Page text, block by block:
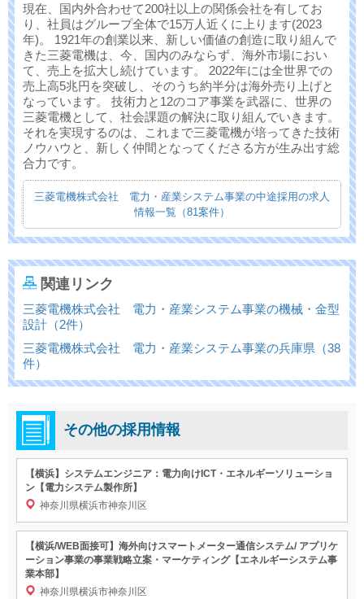
現在、国内外合わせて200社以上の関係会社を有してお
り、社員はグループ全体で15万人近くに上ります(2023
年)。 1921年の創業以来、新しい価値の創造に取り組んで
きた三菱電機は、今、国内のみならず、海外市場におい
て、売上を拡大し続けています。 2022年には全世界での
売上高5兆円を突破し、そのうち約半分は海外売り上げと
なっています。 技術力と12のコア事業を武器に、世界の
三菱電機として、社会課題の解決に取り組んでいきます。
それを実現するのは、これまで三菱電機が培ってきた技術
ノウハウと、新しく仲間となってくださる方が生み出す総
合力です。
三菱電機株式会社 電力・産業システム事業の中途採用の求人
情報一覧（81案件）
関連リンク
三菱電機株式会社 電力・産業システム事業の機械・金型
設計（2件）
三菱電機株式会社 電力・産業システム事業の兵庫県（38
件）
その他の採用情報
【横浜】システムエンジニア：電力向けICT・エネルギーソリューショ
ン【電力システム製作所】
神奈川県横浜市神奈川区
【横浜/WEB面接可】海外向けスマートメーター通信システム/ アプリケ
ーション事業の事業戦略立案・マーケティング【エネルギーシステム事
業本部】
神奈川県横浜市神奈川区